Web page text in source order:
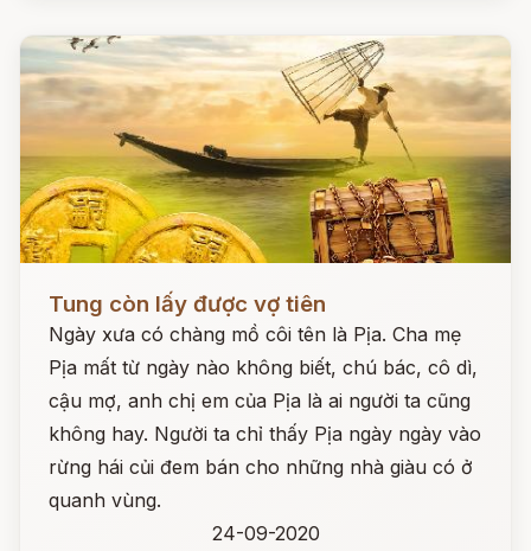
Tung còn lấy được vợ tiên
Ngày xưa có chàng mồ côi tên là Pịa. Cha mẹ
Pịa mất từ ngày nào không biết, chú bác, cô dì,
cậu mợ, anh chị em của Pịa là ai người ta cũng
không hay. Người ta chỉ thấy Pịa ngày ngày vào
rừng hái củi đem bán cho những nhà giàu có ở
quanh vùng.
24-09-2020